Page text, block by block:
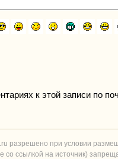
к этой записи по
разрешено при условии
со ссылкой на источник)